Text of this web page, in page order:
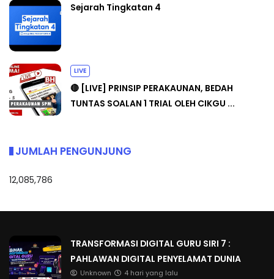
Sejarah Tingkatan 4
LIVE
🔴 [LIVE] PRINSIP PERAKAUNAN, BEDAH
TUNTAS SOALAN 1 TRIAL OLEH CIKGU ...
JUMLAH PENGUNJUNG
12,085,786
TRANSFORMASI DIGITAL GURU SIRI 7 :
PAHLAWAN DIGITAL PENYELAMAT DUNIA
Unknown 4 hari yang lalu